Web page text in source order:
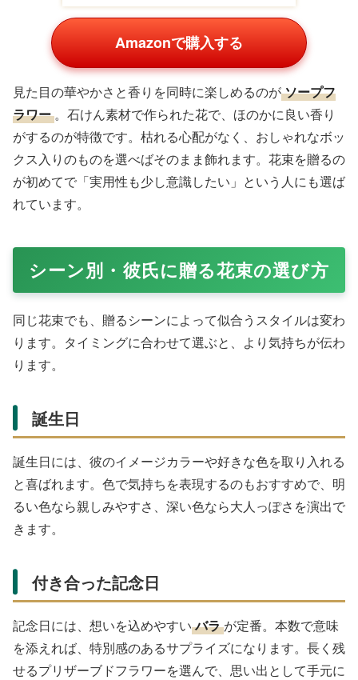
Amazonで購入する
見た目の華やかさと香りを同時に楽しめるのがソープフ
ラワー 。石けん素材で作られた花で、ほのかに良い香り
がするのが特徴です。枯れる心配がなく、おしゃれなボッ
クス入りのものを選べばそのまま飾れます。花束を贈るの
が初めてで「実用性も少し意識したい」という人にも選ば
れています。
シーン別・彼氏に贈る花束の選び方
同じ花束でも、贈るシーンによって似合うスタイルは変わ
ります。タイミングに合わせて選ぶと、より気持ちが伝わ
ります。
誕生日
誕生日には、彼のイメージカラーや好きな色を取り入れる
と喜ばれます。色で気持ちを表現するのもおすすめで、明
るい色なら親しみやすさ、深い色なら大人っぽさを演出で
きます。
付き合った記念日
記念日には、想いを込めやすい バラ が定番。本数で意味
を添えれば、特別感のあるサプライズになります。長く残
せるプリザーブドフラワーを選んで、思い出として手元に